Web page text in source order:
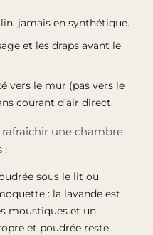
jamais en synthétique.
et les draps avant le
vers le mur (pas vers le
courant d’air direct.
une chambre
:
sous le lit ou
: la lavande est
moustiques et un
et poudrée reste